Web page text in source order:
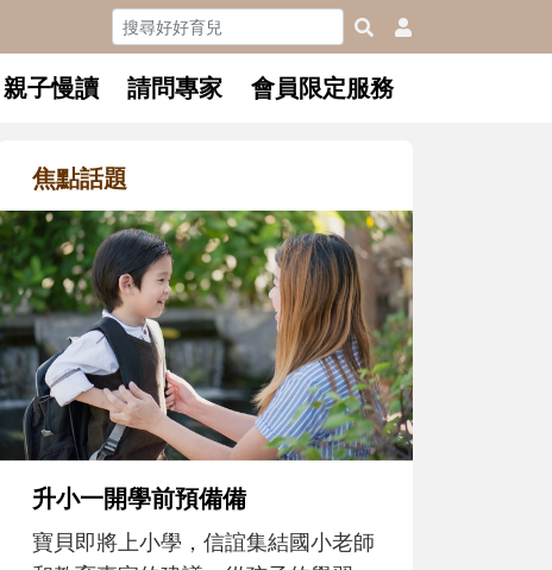
親子慢讀 請問專家 會員限定服務
焦點話題
和孩子一起長大的那個男人│讀
懂父親的不同模樣
沒有人天生就擅長當爸爸！男人總是
在一次次「前所未有」的體驗中，跟
著孩子一起長大。從給予安全感的肢
體遊戲，到獨立自主、角色認同及解
決問題的能力養成。爸爸正嘗試用不
同的模樣，參與孩子每個重要的成長
歷程。